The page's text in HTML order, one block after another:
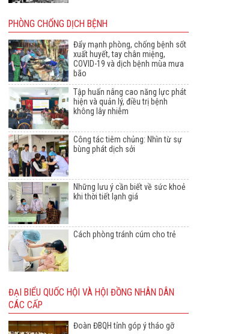
PHÒNG CHỐNG DỊCH BỆNH
Đẩy mạnh phòng, chống bệnh sốt
xuất huyết, tay chân miệng,
COVID-19 và dịch bệnh mùa mưa
bão
Tập huấn nâng cao năng lực phát
hiện và quản lý, điều trị bệnh
không lây nhiễm
Công tác tiêm chủng: Nhìn từ sự
bùng phát dịch sởi
Những lưu ý cần biết về sức khoẻ
khi thời tiết lạnh giá
Cách phòng tránh cúm cho trẻ
ĐẠI BIỂU QUỐC HỘI VÀ HỘI ĐỒNG NHÂN DÂN
CÁC CẤP
Đoàn ĐBQH tỉnh góp ý tháo gỡ